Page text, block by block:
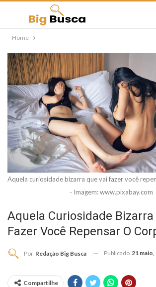
Home
Aquela curiosidade bizarra que vai fazer você
- Imagem: www.pixabay.com
Aquela Curiosidade Bizarra
Fazer Você Repensar O
Por Redação Big Busca Publicado 21
Compartilhe